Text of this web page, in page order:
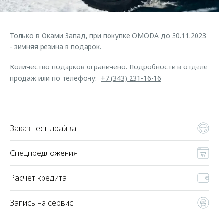
Страхование
Аксессуары
Оригинальные аксессуары
Калькулятор трейд-ин
Руководства по эксплуатации
O&J Автоклуб
Приложение O&J
Оригинальные аксессуары
Запчасти
Обратная связь
Только в Оками Запад, при покупке OMODA до 30.11.2023
- зимняя резина в подарок.
Количество подарков ограничено. Подробности в отделе
продаж или по телефону: +7 (343) 231-16-16
Заказ тест-драйва
Спецпредложения
Расчет кредита
Запись на сервис